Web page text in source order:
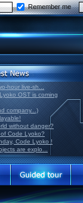
Remember me
hour live-sh...
OST is coming
company...)
without danger?
Code Lyoko?
Code Lyoko !
are explo...